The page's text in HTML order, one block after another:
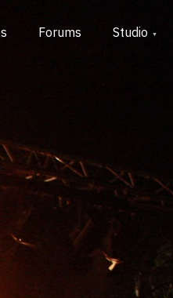
Forums Studio